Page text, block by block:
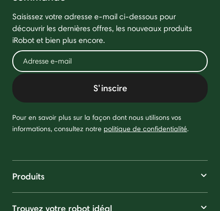
Saisissez votre adresse e-mail ci-dessous pour
découvrir les dernières offres, les nouveaux produits
iRobot et bien plus encore.
S'inscire
Pour en savoir plus sur la façon dont nous utilisons vos
informations, consultez notre politique de confidentialité.
Produits
Trouvez votre robot idéal